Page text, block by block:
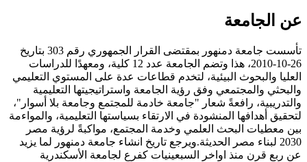
عن الجامعة
تأسست جامعة دمنهور بمقتضى القرار الجمهوري رقم 303 بتاريخ
26-10-2010، هذا وتضم الجامعة عدد 12 كلية، ومعهدًا للدراسات
العليا والبحوث البيئية، لتخدم قطاعات عدة على المستوي التعليمي
والبحثي والمجتمعي وفق رؤية الجامعة واستراتيجيتها التعليمية
والتدريبية، رافعةً شعار "جامعة خادمة للمجتمع وجامعة بلا أسوار"،
لتحقيق أهدافها المنشودة في الارتقاء بسياستها التعليمية، والمواءمة
بين معطيات البحث العلمي وخدمة المجتمع، مواكبةً لرؤية مصر
2030 لبناء مصر الحديثة.ويرجع تاريخ انشاء جامعة دمنهور لما يزيد
عن ربع قرن منذ اواخر السبعينيات كفرع لجامعة الأسكندرية